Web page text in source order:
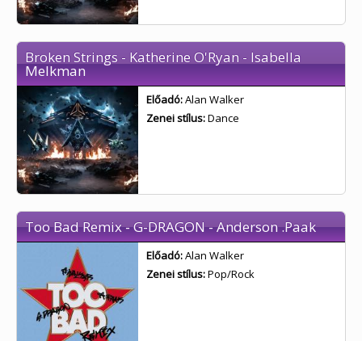
Broken Strings - Katherine O'Ryan - Isabella
Melkman
Előadó:Alan Walker
Zenei stílus:Dance
Too Bad Remix - G-DRAGON - Anderson .Paak
Előadó:Alan Walker
Zenei stílus:Pop/Rock